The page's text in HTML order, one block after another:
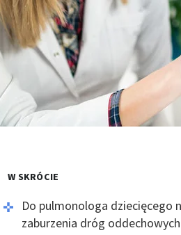
W SKRÓCIE
Do pulmonologa dziecięcego
zaburzenia dróg